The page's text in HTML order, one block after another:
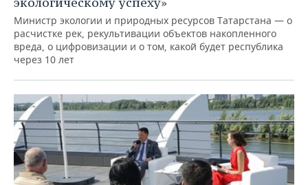
Министр экологии и природных ресурсов Татарстана — о
расчистке рек, рекультивации объектов накопленного
вреда, о цифровизации и о том, какой будет республика
через 10 лет